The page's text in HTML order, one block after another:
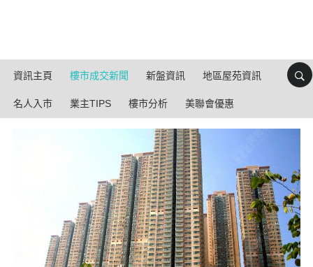
資訊主頁 樓市成交新聞 新盤資訊 地區屋苑資訊
名人入市 業主TIPS 樓市分析 美聯會優惠